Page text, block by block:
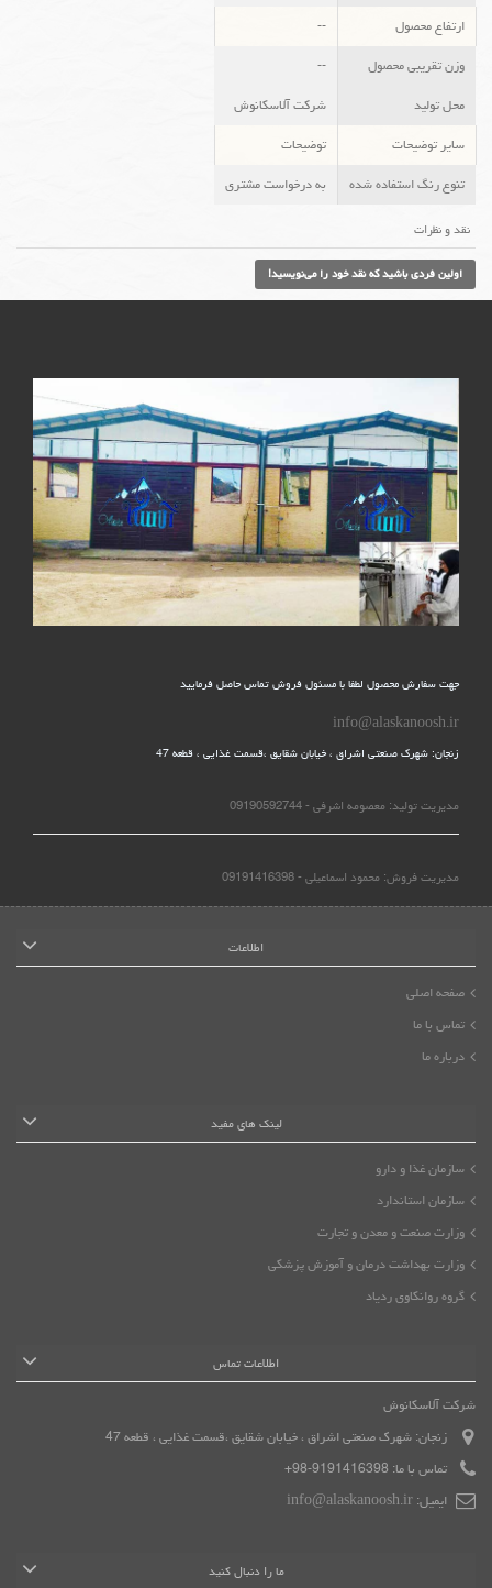
ارتفاع محصول
--
وزن تقریبی محصول
--
محل تولید
شرکت آلاسکانوش
سایر توضیحات
توضیحات
تنوع رنگ استفاده شده
به درخواست مشتری
نقد و نظرات
اولین فردی باشید که نقد خود را می‌نویسید!
جهت سفارش محصول لطفا با مسئول فروش تماس حاصل فرمایید
info@alaskanoosh.ir
زنجان: شهرک صنعتی اشراق ، خیابان شقایق ،قسمت غذایی ، قطعه 47
مدیریت تولید: معصومه اشرفی - 09190592744
مدیریت فروش: محمود اسماعیلی - 09191416398
اطلاعات
صفحه اصلی
تماس با ما
درباره ما
لینک های مفید
سازمان غذا و دارو
سازمان استاندارد
وزارت صنعت و معدن و تجارت
وزارت بهداشت درمان و آموزش پزشکی
گروه روانکاوی ردیاد
اطلاعات تماس
شرکت آلاسکانوش
زنجان: شهرک صنعتی اشراق ، خیابان شقایق ،قسمت غذایی ، قطعه 47
تماس با ما: 9191416398-98+
ایمیل:info@alaskanoosh.ir
ما را دنبال کنید